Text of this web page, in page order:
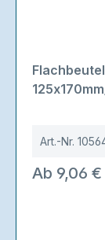
Art.-Nr.
Ab 9,06